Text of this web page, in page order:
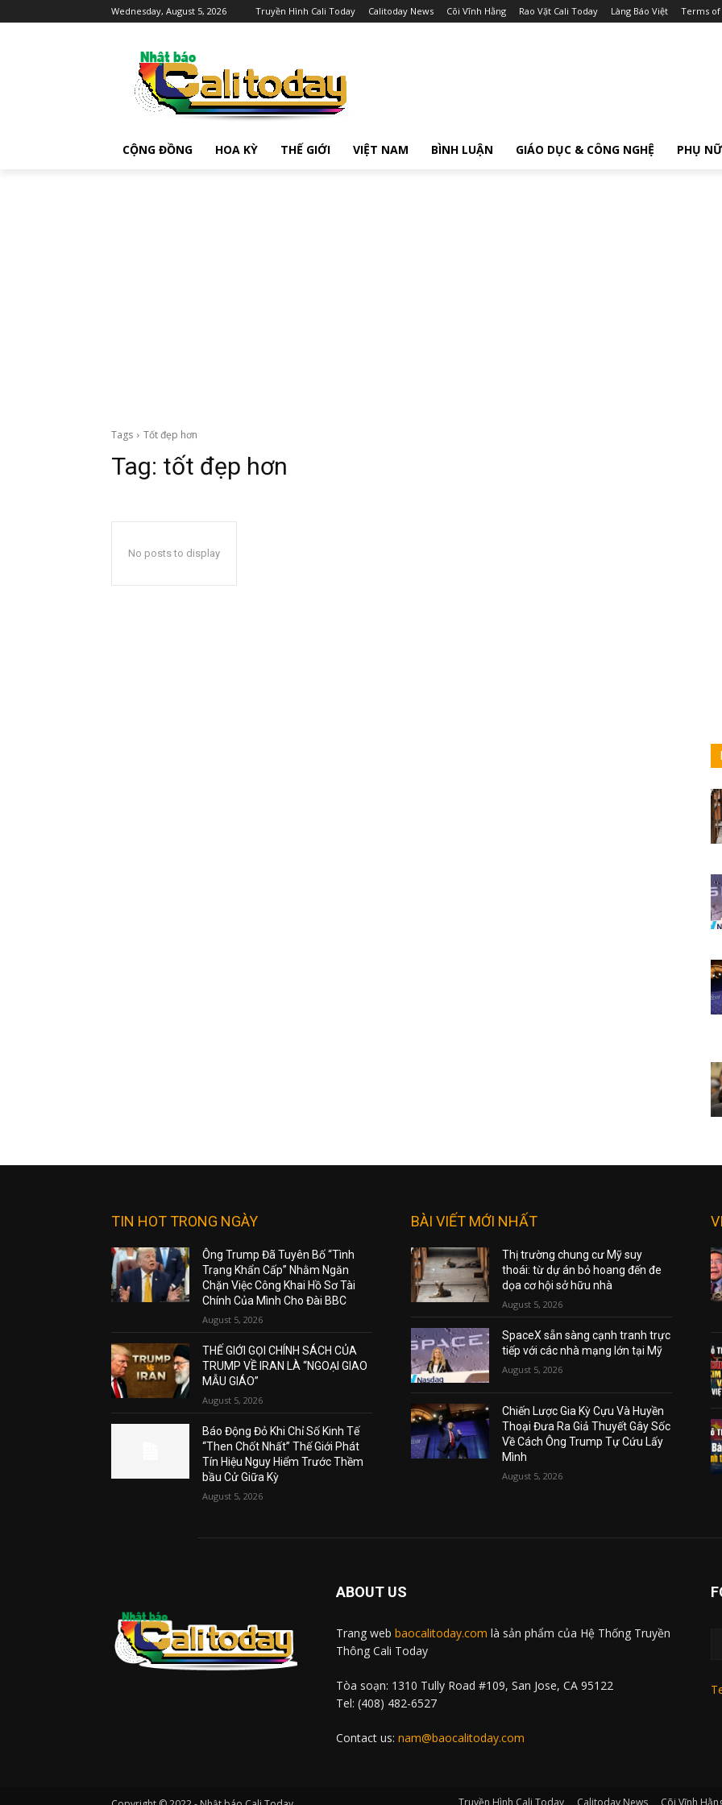
Wednesday, August 5, 2026 Truyền Hình Cali Today Calitoday News Cõi Vĩnh Hằng Rao Vặt Cali Today Làng Báo Việt Terms of
CỘNG ĐỒNG HOA KỲ THẾ GIỚI VIỆT NAM BÌNH LUẬN GIÁO DỤC & CÔNG NGHỆ PHỤ NỮ
Tags Tốt đẹp hơn
Tag: tốt đẹp hơn
No posts to display
TIN HOT TRONG NGÀY
Ông Trump Đã Tuyên Bố “Tình
Trạng Khẩn Cấp” Nhằm Ngăn
Chặn Việc Công Khai Hồ Sơ Tài
Chính Của Mình Cho Đài BBC
August 5, 2026
THẾ GIỚI GỌI CHÍNH SÁCH CỦA
TRUMP VỀ IRAN LÀ “NGOẠI GIAO
MẪU GIÁO”
August 5, 2026
Báo Động Đỏ Khi Chỉ Số Kinh Tế
“Then Chốt Nhất” Thế Giới Phát
Tín Hiệu Nguy Hiểm Trước Thềm
bầu Cử Giữa Kỳ
August 5, 2026
BÀI VIẾT MỚI NHẤT
Thị trường chung cư Mỹ suy
thoái: từ dự án bỏ hoang đến đe
dọa cơ hội sở hữu nhà
August 5, 2026
SpaceX sẵn sàng cạnh tranh trực
tiếp với các nhà mạng lớn tại Mỹ
August 5, 2026
Chiến Lược Gia Kỳ Cựu Và Huyền
Thoại Đưa Ra Giả Thuyết Gây Sốc
Về Cách Ông Trump Tự Cứu Lấy
Mình
August 5, 2026
ABOUT US
Trang web baocalitoday.com là sản phẩm của Hệ Thống Truyền
Thông Cali Today
Tòa soạn: 1310 Tully Road #109, San Jose, CA 95122
Tel: (408) 482-6527
Contact us: nam@baocalitoday.com
Truyền Hình Cali Today Calitoday News Cõi Vĩnh